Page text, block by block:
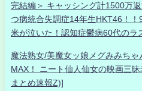
完結編＞ キャッシング計1500万
つ病統合失調症14年生HKT46！
米が泣いた！認知症鬱病60代のラ
魔法熟女/美魔女ッ娘メグみみち
MAX！ ニート仙人仙女の映画三
まとめ速報Z)]